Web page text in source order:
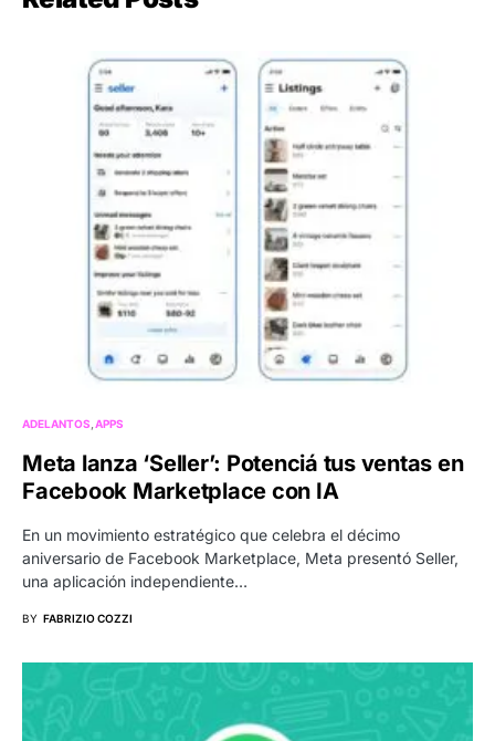
ADELANTOS APPS
Meta lanza ‘Seller’: Potenciá tus ventas en
Facebook Marketplace con IA
En un movimiento estratégico que celebra el décimo
aniversario de Facebook Marketplace, Meta presentó Seller,
una aplicación independiente…
BY FABRIZIO COZZI